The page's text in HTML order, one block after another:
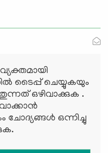
ടൈപ്പ് ചെയ്യുകയും
ഒഴിവാക്കുക .
ചോദ്യങ്ങള്‍ ഒന്നിച്ചു